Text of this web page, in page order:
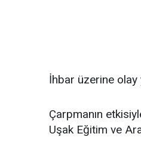
İhbar üzerine olay
Çarpmanın
Uşak Eğitim ve